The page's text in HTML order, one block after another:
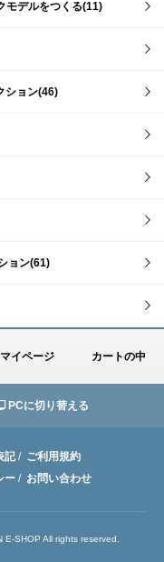
モデルをつくる(11)
ション(46)
ョン(61)
マイページ カートの中
PCに切り替える
記/ ご利用規約
ー / お問い合わせ
E-SHOP All rights reserved.